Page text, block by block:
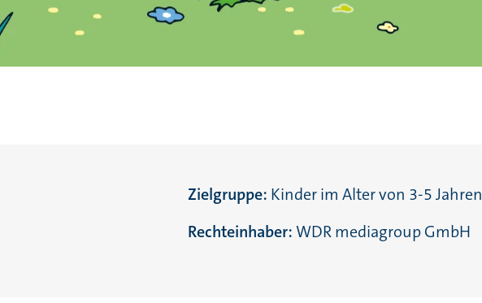
Zielgruppe: Kinder im Alter von 3-5 Jahren
Rechteinhaber: WDR mediagroup GmbH